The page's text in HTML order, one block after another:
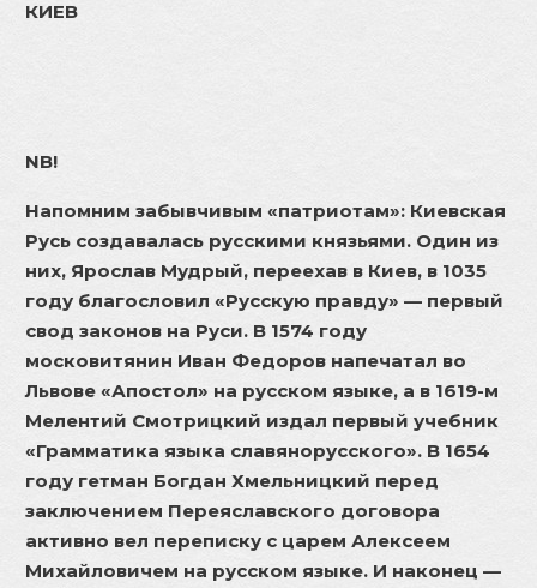
КИЕВ
NB!
Напомним забывчивым «патриотам»: Киевская
Русь создавалась русскими князьями. Один из
них, Ярослав Мудрый, переехав в Киев, в 1035
году благословил «Русскую правду» — первый
свод законов на Руси. В 1574 году
московитянин Иван Федоров напечатал во
Львове «Апостол» на русском языке, а в 1619-м
Мелентий Смотрицкий издал первый учебник
«Грамматика языка славянорусского». В 1654
году гетман Богдан Хмельницкий перед
заключением Переяславского договора
активно вел переписку с царем Алексеем
Михайловичем на русском языке. И наконец —